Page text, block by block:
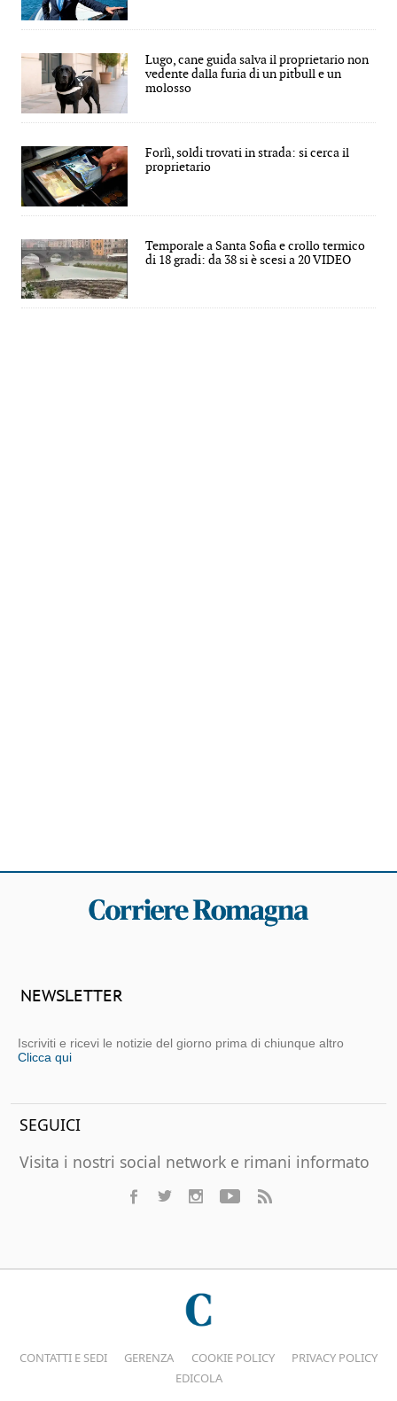
Lugo, cane guida salva il proprietario non
vedente dalla furia di un pitbull e un
molosso
Forlì, soldi trovati in strada: si cerca il
proprietario
Temporale a Santa Sofia e crollo termico
di 18 gradi: da 38 si è scesi a 20 VIDEO
NEWSLETTER
Iscriviti e ricevi le notizie del giorno prima di chiunque altro
Clicca qui
SEGUICI
Visita i nostri social network e rimani informato
CONTATTI E SEDI GERENZA COOKIE POLICY
PRIVACY POLICY
EDICOLA